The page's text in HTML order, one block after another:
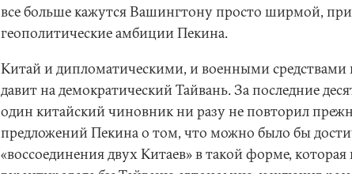
все больше кажутся Вашингтону просто ширмой,
геополитические амбиции Пекина.
Китай и дипломатическими, и военными средствами
давит на демократический Тайвань. За последние
один китайский чиновник ни разу не повторил
предложений Пекина о том, что можно было бы
«воссоединения двух Китаев» в такой форме,